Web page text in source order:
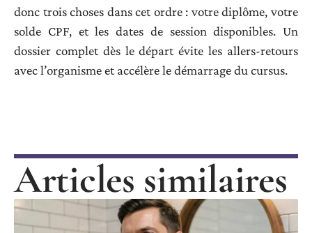
donc trois choses dans cet ordre : votre diplôme, votre
solde CPF, et les dates de session disponibles. Un
dossier complet dès le départ évite les allers-retours
avec l’organisme et accélère le démarrage du cursus.
Articles similaires